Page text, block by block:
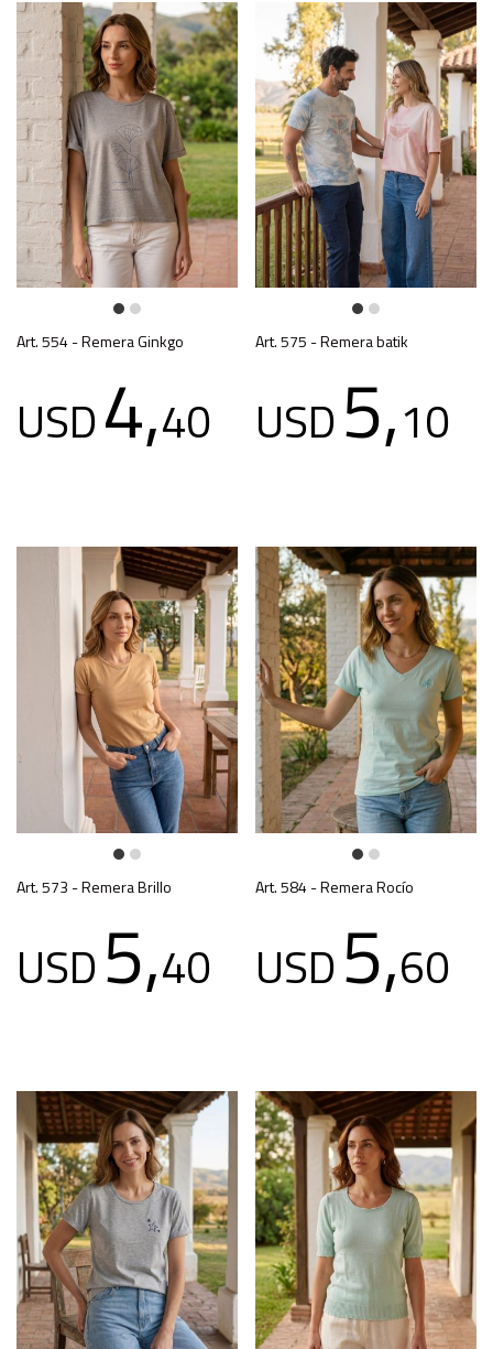
Art. 554 - Remera Ginkgo
USD4,40
Art. 575 - Remera batik
USD5,10
Art. 573 - Remera Brillo
USD5,40
Art. 584 - Remera Rocío
USD5,60